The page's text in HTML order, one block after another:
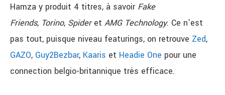
Hamza y produit 4 titres, à savoir Fake
Friends, Torino, Spideret AMG Technology. Ce n’est
pas tout, puisque niveau featurings, on retrouve Zed,
GAZO, Guy2Bezbar, Kaaris et Headie One pour une
connection belgio-britannique très efficace.